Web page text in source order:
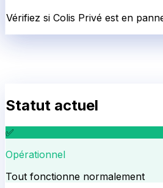
Vérifiez si Colis Privé est en
Statut actuel
✅
Opérationnel
Tout fonctionne normalement